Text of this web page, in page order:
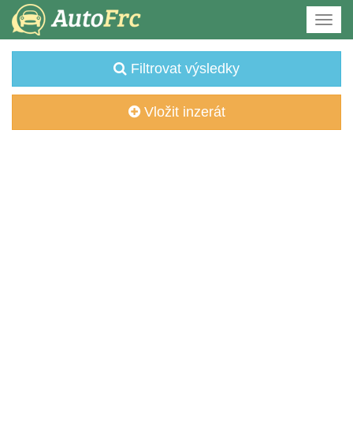
Filtrovat výsledky
Vložit inzerát